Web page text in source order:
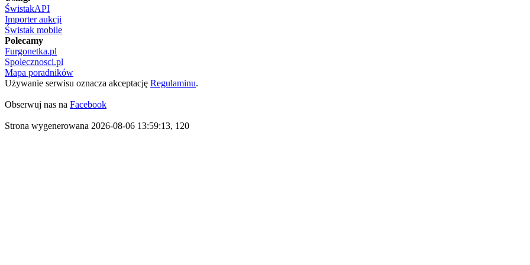
ŚwistakAPI
Importer aukcji
Świstak mobile
Polecamy
Furgonetka.pl
Spolecznosci.pl
Mapa poradników
Używanie serwisu oznacza akceptację Regulaminu.
Obserwuj nas na Facebook
Strona wygenerowana 2026-08-06 13:59:13, 120